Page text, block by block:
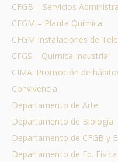
CFGB – Servicios
CFGM – Planta Química
CFGM Instalaciones de
CFGS – Química Industrial
CIMA: Promoción de
Convivencia
Departamento de Arte
Departamento de Biología
Departamento de CFGB y
Departamento de Ed. Física